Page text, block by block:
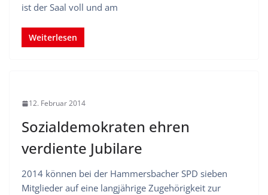
ist der Saal voll und am
Weiterlesen
12. Februar 2014
Sozialdemokraten ehren
verdiente Jubilare
2014 können bei der Hammersbacher SPD sieben
Mitglieder auf eine langjährige Zugehörigkeit zur